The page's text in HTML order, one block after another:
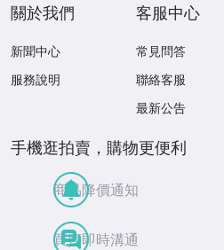
關於我們
新聞中心
服務說明
客服中心
常見問答
聯絡客服
最新公告
手機逛拍賣，購物更便利
商品降價通知
買賣即時溝通